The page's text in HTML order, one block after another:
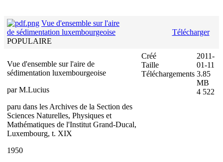
Vue d'ensemble sur l'aire
de sédimentation luxembourgeoise
POPULAIRE
Télécharger
Vue d'ensemble sur l'aire de
sédimentation luxembourgeoise
par M.Lucius
paru dans les Archives de la Section des
Sciences Naturelles, Physiques et
Mathématiques de l'Institut Grand-Ducal,
Luxembourg, t. XIX
1950
Créé
Taille
Téléchargements
2011-
01-11
3.85
MB
4 522